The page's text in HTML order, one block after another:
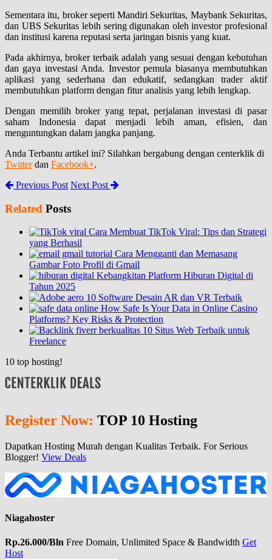
Sementara itu, broker seperti Mandiri Sekuritas, Maybank Sekuritas,
dan UBS Sekuritas lebih sering digunakan oleh investor profesional
dan institusi karena reputasi serta jaringan bisnis yang kuat.
Pada akhirnya, broker terbaik adalah yang sesuai dengan kebutuhan
dan gaya investasi Anda. Investor pemula biasanya membutuhkan
aplikasi yang sederhana dan edukatif, sedangkan trader aktif
membutuhkan platform dengan fitur analisis yang lebih lengkap.
Dengan memilih broker yang tepat, perjalanan investasi di pasar
saham Indonesia dapat menjadi lebih aman, efisien, dan
menguntungkan dalam jangka panjang.
Anda Terbantu artikel ini? Silahkan bergabung dengan centerklik di
Twitterdan Facebook+.
Previous Post Next Post
Related Posts
Cara Membuat TikTok Viral: Tips dan Strategi
yang Berhasil
Cara Mengganti dan Memasang
Gambar Foto Profil di Gmail
Kebangkitan Platform Hiburan Digital di
Tahun 2025
10 Software Desain AR dan VR Terbaik
How Safe Is Your Data in Online Casino
Platforms? Key Risks & Protection
10 Situs Web Terbaik untuk
Freelance
10 top hosting!
Register Now: TOP 10 Hosting
Dapatkan Hosting Murah dengan Kualitas Terbaik. For Serious
Blogger! View Deals
Niagahoster
Rp.26.000/Bln Free Domain, Unlimited Space & Bandwidth Get
Host